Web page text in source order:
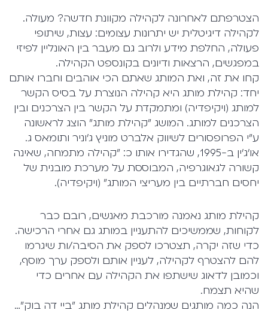
הצטרפתם לאחרונה לקהילה מקוונת חדשה? מעולה.
לקהילה דיגיטלית יש יתרונות עצומים: עצות, שיתופי
פעולה, החלפת מידע ולרוב גם מעבר בין האונליין לפיזי
במפגשים, הרצאות ודיונים בקונספט הקהילה.
קחו את זה, ואת המותג שאתם הכי אוהבים וחברו אותם
יחד: קהילת מותג היא קהילה הנוצרת על בסיס הקשר
למותג (ויקיפדיה) ומתמקדת על הקשר בין הצרכנים ובין
הצרכנים למותג. המושג "קהילת מותג" הוצג לראשונה
ע"י הפרופסורים לשיווק אלברט מוניץ ג'וניר ותומאס ג.
או'ג'ין ב-1995, שהגדירו אותו כ: "קהילה מתמחה, שאינה
קשורה לגאוגרפיה, המבוססת על מערכת מובנית של
יחסים חברתיים בין מעריצי המותג" (ויקיפדיה).
קהילת מותג נאמנה מורכבת מאנשים, רובם כבר
לקוחות, שממשיכים להתעניין במותג גם אחרי הרכישה.
כדי שזה יקרה, תצטרכו לספק את הסיבה/ות שיגרמו
להם להצטרף לקהילה, לעניין אותם ולספק ערך מוסף,
וכמובן לדאוג שישתפו את הקהילה עם אחרים כדי
שהיא תצמח.
הנה כמה מותגים שמנהלים קהילת מותג "ביי דה בוק"…